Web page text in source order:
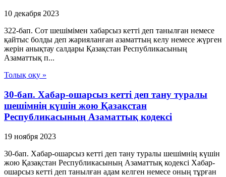
10 декабря 2023
322-бап. Сот шешімімен хабарсыз кетті деп танылған немесе
қайтыс болды деп жарияланған азаматтың келу немесе жүрген
жерін анықтау салдары Қазақстан Республикасының
Азаматтық п...
Толық оқу »
30-бап. Хабар-ошарсыз кеттi деп тану туралы
шешiмнiң күшiн жою Қазақстан
Республикасының Азаматтық кодексi
19 ноября 2023
30-бап. Хабар-ошарсыз кеттi деп тану туралы шешiмнiң күшiн
жою Қазақстан Республикасының Азаматтық кодексi Хабар-
ошарсыз кеттi деп танылған адам келген немесе оның тұрған